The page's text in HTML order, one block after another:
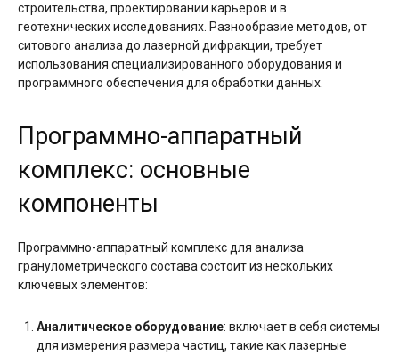
строительства, проектировании карьеров и в
геотехнических исследованиях. Разнообразие методов, от
ситового анализа до лазерной дифракции, требует
использования специализированного оборудования и
программного обеспечения для обработки данных.
Программно-аппаратный
комплекс: основные
компоненты
Программно-аппаратный комплекс для анализа
гранулометрического состава состоит из нескольких
ключевых элементов:
Аналитическое оборудование: включает в себя системы
для измерения размера частиц, такие как лазерные